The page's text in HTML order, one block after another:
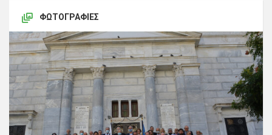
ΦΩΤΟΓΡΑΦΊΕΣ